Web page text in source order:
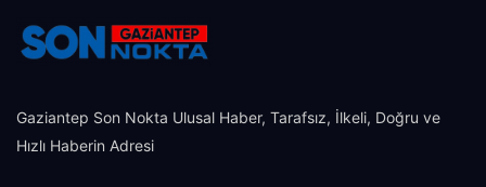
Gaziantep Son Nokta Ulusal Haber, Tarafsız, İlkeli, Doğru ve
Hızlı Haberin Adresi